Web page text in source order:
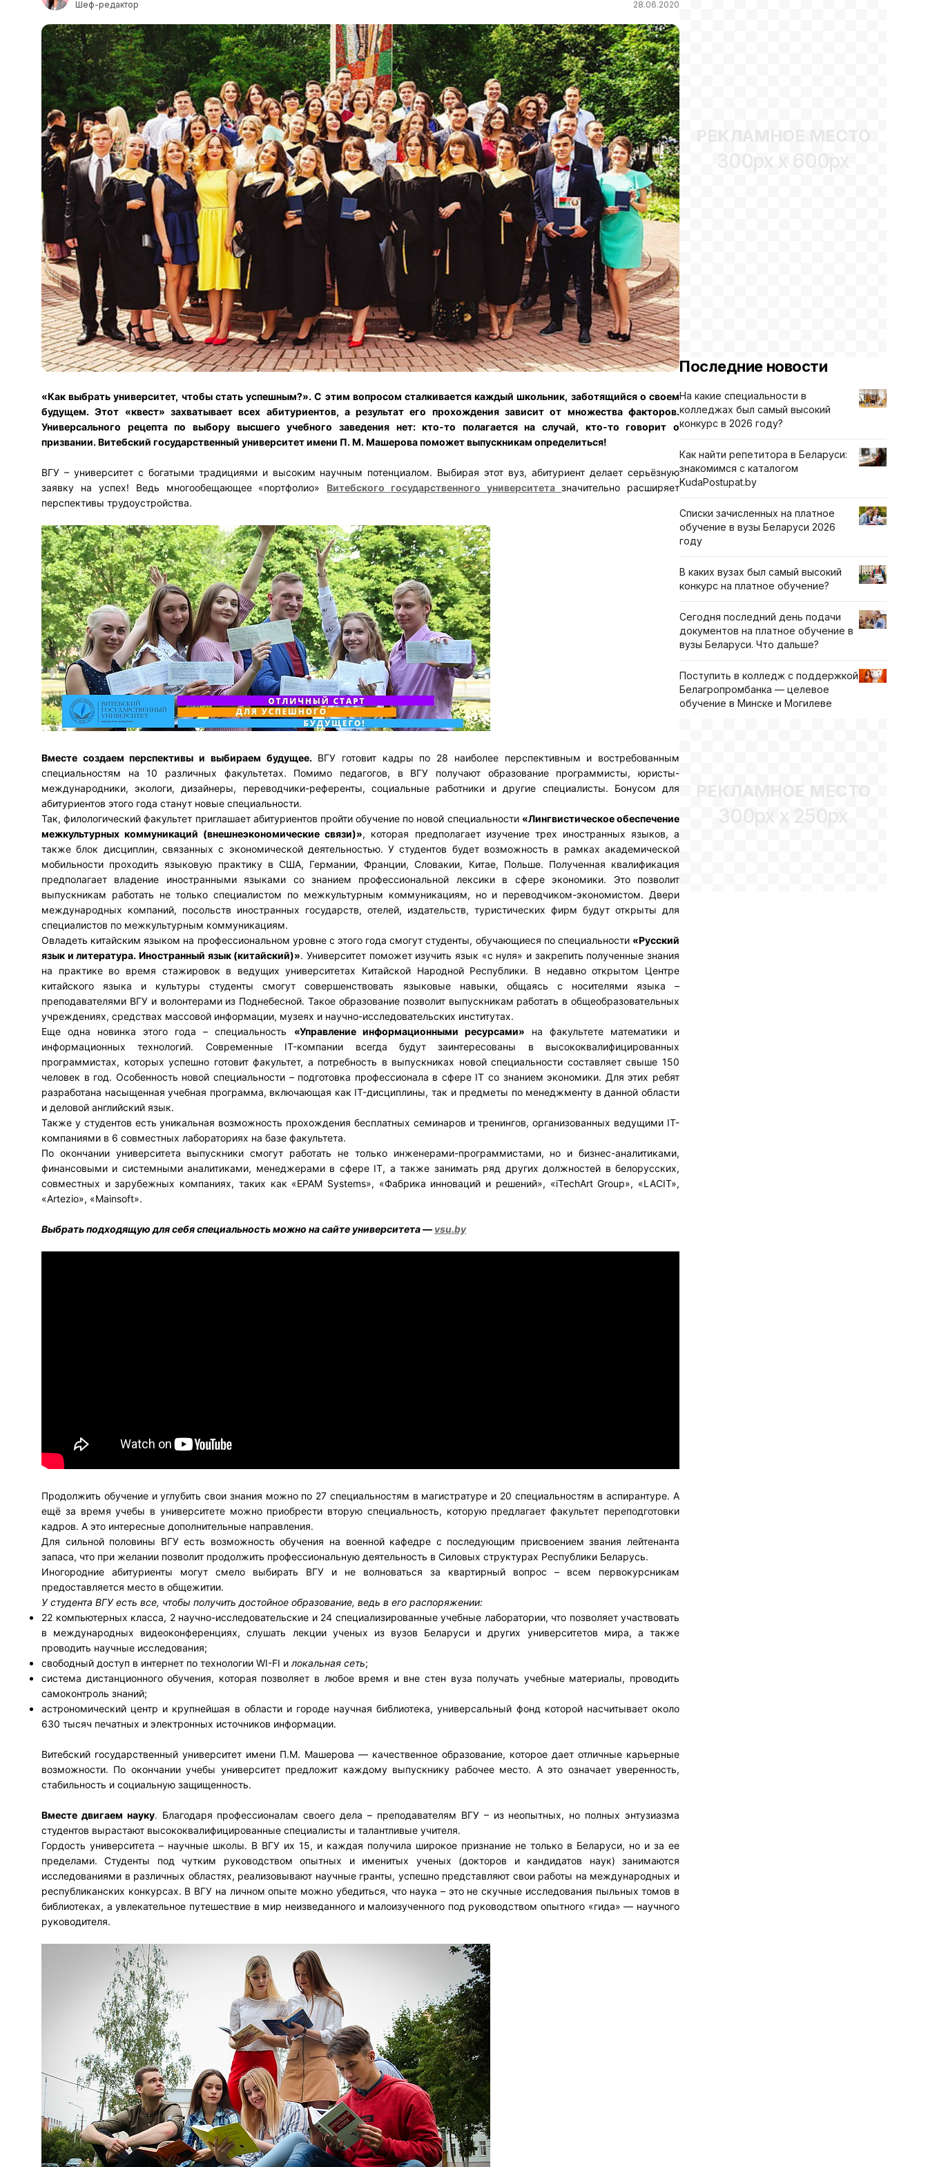
Шеф-редактор 28.06.2020
«Как выбрать университет, чтобы стать успешным?». С этим вопросом сталкивается каждый школьник, заботящийся о своем
будущем. Этот «квест» захватывает всех абитуриентов, а результат его прохождения зависит от множества факторов.
Универсального рецепта по выбору высшего учебного заведения нет: кто-то полагается на случай, кто-то говорит о
призвании.Витебский государственный университет имени П. М. Машерова поможет выпускникам определиться!
ВГУ – университет с богатыми традициями и высоким научным потенциалом. Выбирая этот вуз, абитуриент делает серьёзную
заявку на успех! Ведь многообещающее «портфолио» Витебского государственного университетазначительно расширяет
перспективы трудоустройства.
Вместе создаем перспективы и выбираем будущее.ВГУ готовит кадры по 28 наиболее перспективным и востребованным
специальностям на 10 различных факультетах. Помимо педагогов, в ВГУ получают образование программисты, юристы-
международники, экологи, дизайнеры, переводчики-референты, социальные работники и другие специалисты. Бонусом для
абитуриентов этого года станут новые специальности.
Так, филологический факультет приглашает абитуриентов пройти обучение по новой специальности «Лингвистическое обеспечение
межкультурных коммуникаций (внешнеэкономические связи)», которая предполагает изучение трех иностранных языков, а
также блок дисциплин, связанных с экономической деятельностью. У студентов будет возможность в рамках академической
мобильности проходить языковую практику в США, Германии, Франции, Словакии, Китае, Польше. Полученная квалификация
предполагает владение иностранными языками со знанием профессиональной лексики в сфере экономики. Это позволит
выпускникам работать не только специалистом по межкультурным коммуникациям, но и переводчиком-экономистом. Двери
международных компаний, посольств иностранных государств, отелей, издательств, туристических фирм будут открыты для
специалистов по межкультурным коммуникациям.
Овладеть китайским языком на профессиональном уровне с этого года смогут студенты, обучающиеся по специальности «Русский
язык и литература. Иностранный язык (китайский)». Университет поможет изучить язык «с нуля» и закрепить полученные знания
на практике во время стажировок в ведущих университетах Китайской Народной Республики. В недавно открытом Центре
китайского языка и культуры студенты смогут совершенствовать языковые навыки, общаясь с носителями языка –
преподавателями ВГУ и волонтерами из Поднебесной. Такое образование позволит выпускникам работать в общеобразовательных
учреждениях, средствах массовой информации, музеях и научно-исследовательских институтах.
Еще одна новинка этого года – специальность «Управление информационными ресурсами» на факультете математики и
информационных технологий. Современные IT-компании всегда будут заинтересованы в высококвалифицированных
программистах, которых успешно готовит факультет, а потребность в выпускниках новой специальности составляет свыше 150
человек в год. Особенность новой специальности – подготовка профессионала в сфере IT со знанием экономики. Для этих ребят
разработана насыщенная учебная программа, включающая как IT-дисциплины, так и предметы по менеджменту в данной области
и деловой английский язык.
Также у студентов есть уникальная возможность прохождения бесплатных семинаров и тренингов, организованных ведущими IT-
компаниями в 6 совместных лабораториях на базе факультета.
По окончании университета выпускники смогут работать не только инженерами-программистами, но и бизнес-аналитиками,
финансовыми и системными аналитиками, менеджерами в сфере IT, а также занимать ряд других должностей в белорусских,
совместных и зарубежных компаниях, таких как «EPAM Systems», «Фабрика инноваций и решений», «iTechArt Group», «LACIT»,
«Artezio», «Mainsoft».
Выбрать подходящую для себя специальность можно на сайте университета —vsu.by
Продолжить обучение и углубить свои знания можно по 27 специальностям в магистратуре и 20 специальностям в аспирантуре. А
ещё за время учебы в университете можно приобрести вторую специальность, которую предлагает факультет переподготовки
кадров. А это интересные дополнительные направления.
Для сильной половины ВГУ есть возможность обучения на военной кафедре с последующим присвоением звания лейтенанта
запаса, что при желании позволит продолжить профессиональную деятельность в Силовых структурах Республики Беларусь.
Иногородние абитуриенты могут смело выбирать ВГУ и не волноваться за квартирный вопрос – всем первокурсникам
предоставляется место в общежитии.
У студента ВГУ есть все, чтобы получить достойное образование, ведь в его распоряжении:
22 компьютерных класса, 2 научно-исследовательские и 24 специализированные учебные лаборатории, что позволяет участвовать
в международных видеоконференциях, слушать лекции ученых из вузов Беларуси и других университетов мира, а также
проводить научные исследования;
свободный доступ в интернет по технологии WI-FI и локальная сеть;
система дистанционного обучения, которая позволяет в любое время и вне стен вуза получать учебные материалы, проводить
самоконтроль знаний;
астрономический центр и крупнейшая в области и городе научная библиотека, универсальный фонд которой насчитывает около
630 тысяч печатных и электронных источников информации.
Витебский государственный университет имени П.М. Машерова — качественное образование, которое дает отличные карьерные
возможности. По окончании учебы университет предложит каждому выпускнику рабочее место. А это означает уверенность,
стабильность и социальную защищенность.
Вместе двигаем науку. Благодаря профессионалам своего дела – преподавателям ВГУ – из неопытных, но полных энтузиазма
студентов вырастают высококвалифицированные специалисты и талантливые учителя.
Гордость университета – научные школы. В ВГУ их 15, и каждая получила широкое признание не только в Беларуси, но и за ее
пределами. Студенты под чутким руководством опытных и именитых ученых (докторов и кандидатов наук) занимаются
исследованиями в различных областях, реализовывают научные гранты, успешно представляют свои работы на международных и
республиканских конкурсах. В ВГУ на личном опыте можно убедиться, что наука – это не скучные исследования пыльных томов в
библиотеках, а увлекательное путешествие в мир неизведанного и малоизученного под руководством опытного «гида» — научного
руководителя.
РЕКЛАМНОЕ МЕСТО
300px x 600px
Последние новости
На какие специальности в
колледжах был самый высокий
конкурс в 2026 году?
Как найти репетитора в Беларуси:
знакомимся с каталогом
KudaPostupat.by
Списки зачисленных на платное
обучение в вузы Беларуси 2026
году
В каких вузах был самый высокий
конкурс на платное обучение?
Сегодня последний день подачи
документов на платное обучение в
вузы Беларуси. Что дальше?
Поступить в колледж с поддержкой
Белагропромбанка — целевое
обучение в Минске и Могилеве
РЕКЛАМНОЕ МЕСТО
300px x 250px